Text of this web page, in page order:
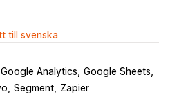
till svenska
Google Analytics Google Sheets
Segment Zapier